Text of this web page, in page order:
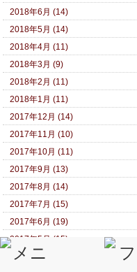
2018年6月 (14)
2018年5月 (14)
2018年4月 (11)
2018年3月 (9)
2018年2月 (11)
2018年1月 (11)
2017年12月 (14)
2017年11月 (10)
2017年10月 (11)
2017年9月 (13)
2017年8月 (14)
2017年7月 (15)
2017年6月 (19)
2017年5月 (15)
2017年4月 (14)